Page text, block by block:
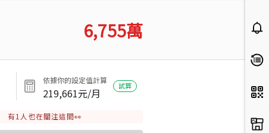
6,755萬
依據你的設定值計算
219,661元/月
試算
有1 人也在關注這間👀